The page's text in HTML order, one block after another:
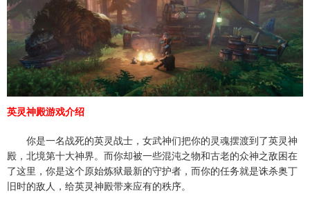
英灵神殿游戏介绍
你是一名战死的英灵战士，女武神们把你的灵魂摆渡到了英灵神
殿，北境第十大神界。而你却被一些混沌之物和古老的众神之敌困在
了这里，你是这个原始炼狱最新的守护者，而你的任务就是诛杀奥丁
旧时的敌人，给英灵神殿带来应有的秩序。